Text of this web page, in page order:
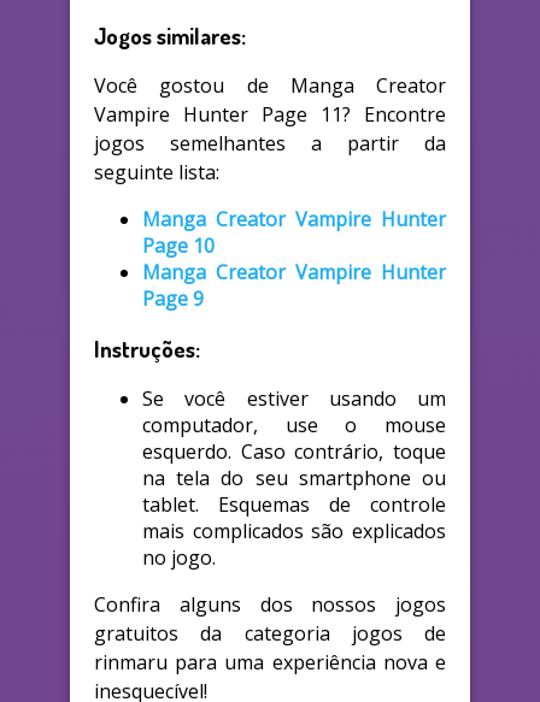
Jogos similares:
Você gostou de Manga Creator
Vampire Hunter Page 11? Encontre
jogos semelhantes a partir da
seguinte lista:
Manga Creator Vampire Hunter
Page 10
Manga Creator Vampire Hunter
Page 9
Instruções:
Se você estiver usando um
computador, use o mouse
esquerdo. Caso contrário, toque
na tela do seu smartphone ou
tablet. Esquemas de controle
mais complicados são explicados
no jogo.
Confira alguns dos nossos jogos
gratuitos da categoria jogos de
rinmaru para uma experiência nova e
inesquecível!